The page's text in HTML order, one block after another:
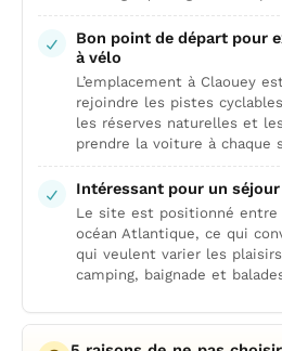
Bon point de départ pour
à vélo
L’emplacement à Claouey
rejoindre les pistes
les réserves naturelles et
prendre la voiture à chaque
Intéressant pour un
Le site est positionné entre
océan Atlantique, ce qui
qui veulent varier les
camping, baignade et